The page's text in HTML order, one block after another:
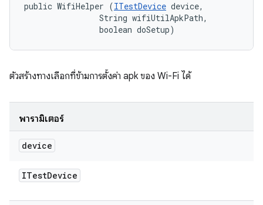
public WifiHelper (ITestDevice device,
                String wifiUtilApkPath,
                boolean doSetup)
ตัวสร้างทางเลือกที่ข้ามการตั้งค่า apk ของ Wi-Fi ได้
พารามิเตอร์
device
ITestDevice